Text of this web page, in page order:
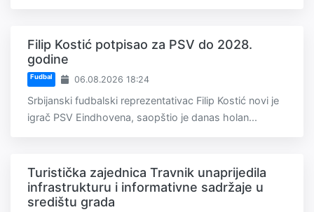
Filip Kostić potpisao za PSV do 2028.
godine
Fudbal 06.08.2026 18:24
Srbijanski fudbalski reprezentativac Filip Kostić novi je
igrač PSV Eindhovena, saopštio je danas holan...
Turistička zajednica Travnik unaprijedila
infrastrukturu i informativne sadržaje u
središtu grada